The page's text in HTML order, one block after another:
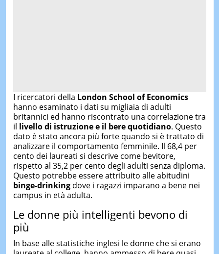
I ricercatori della London School of Economics
hanno esaminato i dati su migliaia di adulti
britannici ed hanno riscontrato una correlazione tra
il livello di istruzione e il bere quotidiano. Questo
dato è stato ancora più forte quando si è trattato di
analizzare il comportamento femminile. Il 68,4 per
cento dei laureati si descrive come bevitore,
rispetto al 35,2 per cento degli adulti senza diploma.
Questo potrebbe essere attribuito alle abitudini
binge-drinkingdove i ragazzi imparano a bene nei
campus in età adulta.
Le donne più intelligenti bevono di
più
In base alle statistiche inglesi le donne che si erano